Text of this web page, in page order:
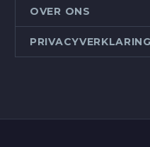
OVER ONS
PRIVACYVERKLARING